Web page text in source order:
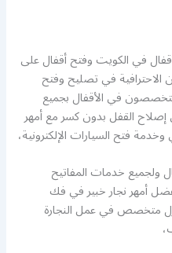
في الكويت وفتح أقفال على
الاحترافية في تصليح وفتح
في الأقفال بجميع
إصلاح القفل بدون كسر مع أمهر
فتح السيارات الإلكترونية،
ولجميع خدمات المفاتيح
أمهر نجار خبير في فك
متخصص في عمل النجارة